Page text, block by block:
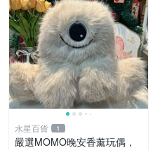
水星百貨 1
嚴選MOMO晚安香薰玩偶，